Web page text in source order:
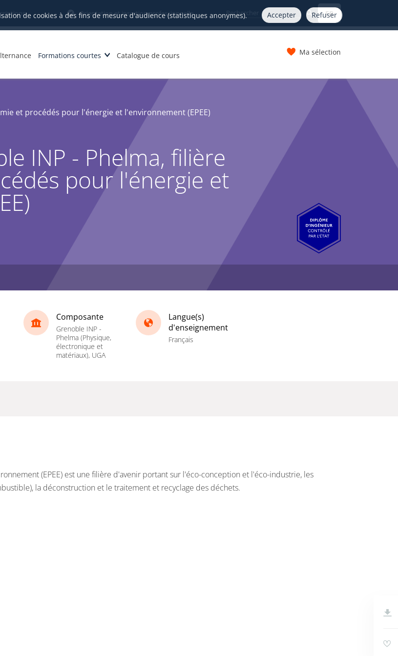
de cookies à des fins de mesure d'audience (statistiques anonymes). Accepter Refuser
Orientation et insertion professionnelle FR
Formations courtes Catalogue de cours Ma sélection
et procédés pour l'énergie et l'environnement (EPEE)
INP - Phelma, filière
pour l'énergie et
Composante
Grenoble INP -
Phelma (Physique,
électronique et
matériaux), UGA
Langue(s)
d'enseignement
Français
(EPEE) est une filière d'avenir portant sur l'éco-conception et l'éco-industrie, les
la déconstruction et le traitement et recyclage des déchets.